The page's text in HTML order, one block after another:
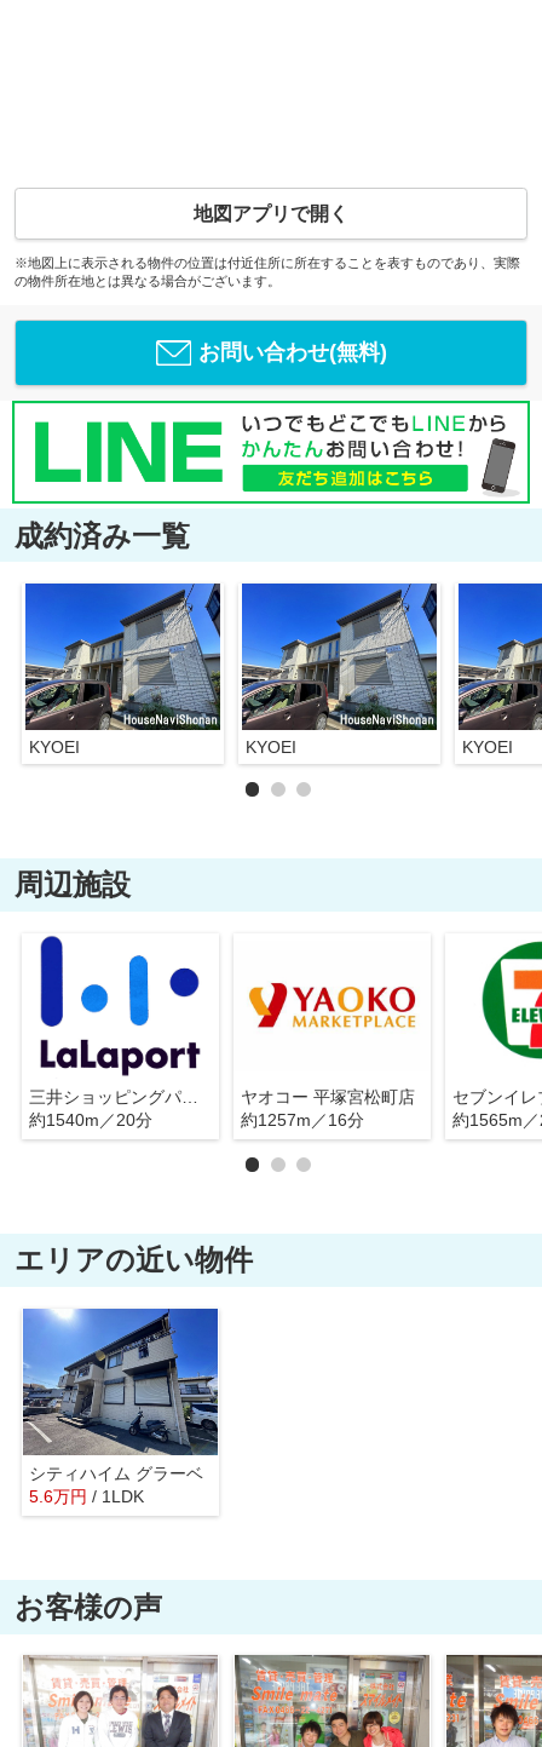
地図アプリで開く
※地図上に表示される物件の位置は付近住所に所在することを表すものであり、実際
の物件所在地とは異なる場合がございます。
お問い合わせ(無料)
成約済み一覧
KYOEI KYOEI KYOEI
周辺施設
三井ショッピングパークららぽーと湘南平塚
約1540m／20分
ヤオコー 平塚宮松町店
約1257m／16分
約1565m
エリアの近い物件
シティハイム グラーベ
5.6万円 / 1LDK
お客様の声